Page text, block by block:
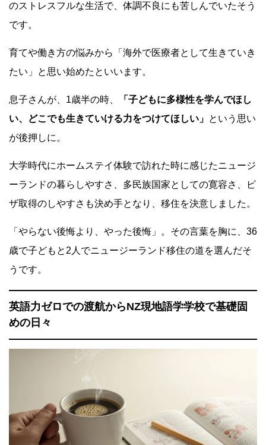
のストレスフルな生活で、体調不良にも苦しんでいたそう
です。
育てや働き方の悩みから「海外で医療者として生きていき
たい」と思い始めたといいます。
息子さんが、1歳半の時、
「子どもに多様性を学んでほし
い、どこでも生きていける力をつけてほしい」 という思い
が後押しに。
大学時代にホームステイ体験で訪れた時に感じたニュージ
ーランドの暮らしやすさ、多民族国家としての寛容さ、ビ
ザ取得のしやすさも決め手となり、移住を決意しました。
「やらない後悔より、やった後悔」。その言葉を胸に、 36
歳で子どもと2人でニュージーランド移住の道を選んだそ
うです。
英語力ゼロでの渡航からNZ現地語学学校で基礎固
めの日々